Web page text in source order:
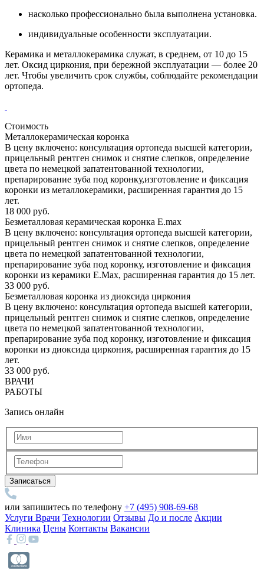
насколько профессионально была выполнена установка.
индивидуальные особенности эксплуатации.
Керамика и металлокерамика служат, в среднем, от 10 до 15
лет. Оксид циркония, при бережной эксплуатации — более 20
лет. Чтобы увеличить срок службы, соблюдайте рекомендации
ортопеда.
Стоимость
Металлокерамическая коронка
В цену включено: консультация ортопеда высшей категории,
прицельный рентген снимок и снятие слепков, определение
цвета по немецкой запатентованной технологии,
препарирование зуба под коронку,изготовление и фиксация
коронки из металлокерамики, расширенная гарантия до 15
лет.
18 000 руб.
Безметалловая керамическая коронка E.max
В цену включено: консультация ортопеда высшей категории,
прицельный рентген снимок и снятие слепков, определение
цвета по немецкой запатентованной технологии,
препарирование зуба под коронку, изготовление и фиксация
коронки из керамики E.Max, расширенная гарантия до 15 лет.
33 000 руб.
Безметалловая коронка из диоксида циркония
В цену включено: консультация ортопеда высшей категории,
прицельный рентген снимок и снятие слепков, определение
цвета по немецкой запатентованной технологии,
препарирование зуба под коронку, изготовление и фиксация
коронки из диоксида циркония, расширенная гарантия до 15
лет.
33 000 руб.
ВРАЧИ
РАБОТЫ
Запись онлайн
Записаться
или запишитесь по телефону +7 (495) 908-69-68
Услуги Врачи Технологии Отзывы До и после Акции
Клиника Цены Контакты Вакансии